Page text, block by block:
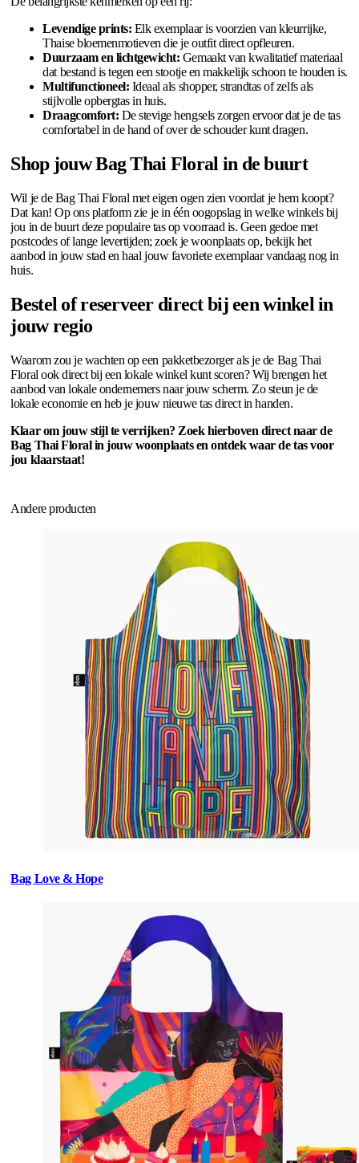
Levendige prints: Elk exemplaar is voorzien van kleurrijke,
Thaise bloemenmotieven die je outfit direct opfleuren.
Duurzaam en lichtgewicht: Gemaakt van kwalitatief materiaal
dat bestand is tegen een stootje en makkelijk schoon te houden is.
Multifunctioneel: Ideaal als shopper, strandtas of zelfs als
stijlvolle opbergtas in huis.
Draagcomfort: De stevige hengsels zorgen ervoor dat je de tas
comfortabel in de hand of over de schouder kunt dragen.
Shop jouw Bag Thai Floral in de buurt
Wil je de Bag Thai Floral met eigen ogen zien voordat je hem koopt?
Dat kan! Op ons platform zie je in één oogopslag in welke winkels bij
jou in de buurt deze populaire tas op voorraad is. Geen gedoe met
postcodes of lange levertijden; zoek je woonplaats op, bekijk het
aanbod in jouw stad en haal jouw favoriete exemplaar vandaag nog in
huis.
Bestel of reserveer direct bij een winkel in
jouw regio
Waarom zou je wachten op een pakketbezorger als je de Bag Thai
Floral ook direct bij een lokale winkel kunt scoren? Wij brengen het
aanbod van lokale ondernemers naar jouw scherm. Zo steun je de
lokale economie en heb je jouw nieuwe tas direct in handen.
Klaar om jouw stijl te verrijken? Zoek hierboven direct naar de
Bag Thai Floral in jouw woonplaats en ontdek waar de tas voor
jou klaarstaat!
Andere producten
Bag Love & Hope